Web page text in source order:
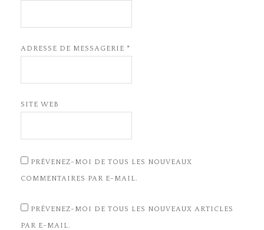
ADRESSE DE MESSAGERIE *
SITE WEB
PRÉVENEZ-MOI DE TOUS LES NOUVEAUX
COMMENTAIRES PAR E-MAIL.
PRÉVENEZ-MOI DE TOUS LES NOUVEAUX ARTICLES
PAR E-MAIL.